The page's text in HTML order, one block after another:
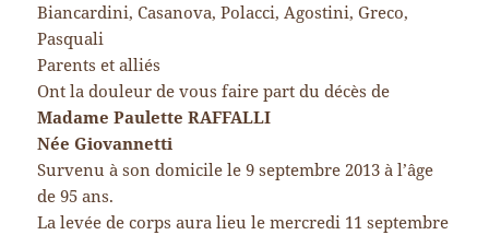
Biancardini, Casanova, Polacci, Agostini, Greco,
Pasquali
Parents et alliés
Ont la douleur de vous faire part du décès de
Madame Paulette RAFFALLI
Née Giovannetti
Survenu à son domicile le 9 septembre 2013 à l’âge
de 95 ans.
La levée de corps aura lieu le mercredi 11 septembre